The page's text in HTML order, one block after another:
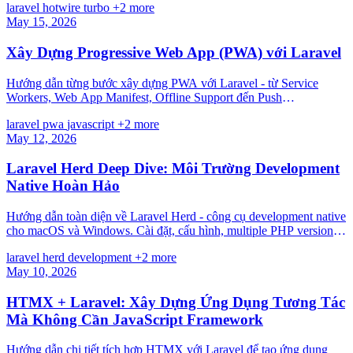
laravel hotwire turbo +2 more
May 15, 2026
Xây Dựng Progressive Web App (PWA) với Laravel
Hướng dẫn từng bước xây dựng PWA với Laravel - từ Service
Workers, Web App Manifest, Offline Support đến Push
laravel pwa javascript +2 more
May 12, 2026
Laravel Herd Deep Dive: Môi Trường Development
Native Hoàn Hảo
Hướng dẫn toàn diện về Laravel Herd - công cụ development native
cho macOS và Windows. Cài đặt, cấu hình, multiple PHP versions,
laravel herd development +2 more
May 10, 2026
HTMX + Laravel: Xây Dựng Ứng Dụng Tương Tác
Mà Không Cần JavaScript Framework
Hướng dẫn chi tiết tích hợp HTMX với Laravel để tạo ứng dụng